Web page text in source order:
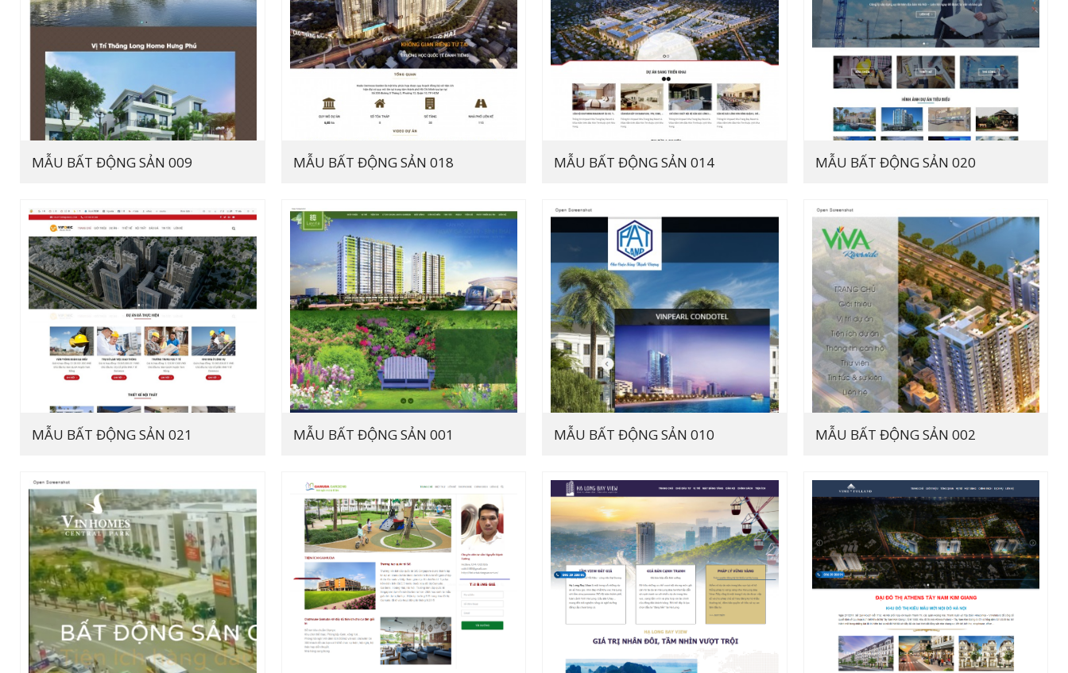
MẪU BẤT ĐỘNG SẢN 009 MẪU BẤT ĐỘNG SẢN 018 MẪU BẤT ĐỘNG SẢN 014 MẪU BẤT ĐỘNG SẢN 020
MẪU BẤT ĐỘNG SẢN 021 MẪU BẤT ĐỘNG SẢN 001 MẪU BẤT ĐỘNG SẢN 010 MẪU BẤT ĐỘNG SẢN 002